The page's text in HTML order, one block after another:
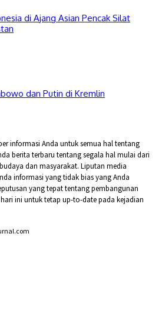
di Ajang Asian Pencak Silat
dan Putin di Kremlin
informasi Anda untuk semua hal tentang
berita terbaru tentang segala hal mulai dari
dan masyarakat. Liputan media
informasi yang tidak bias yang Anda
yang tepat tentang pembangunan
ini untuk tetap up-to-date pada kejadian